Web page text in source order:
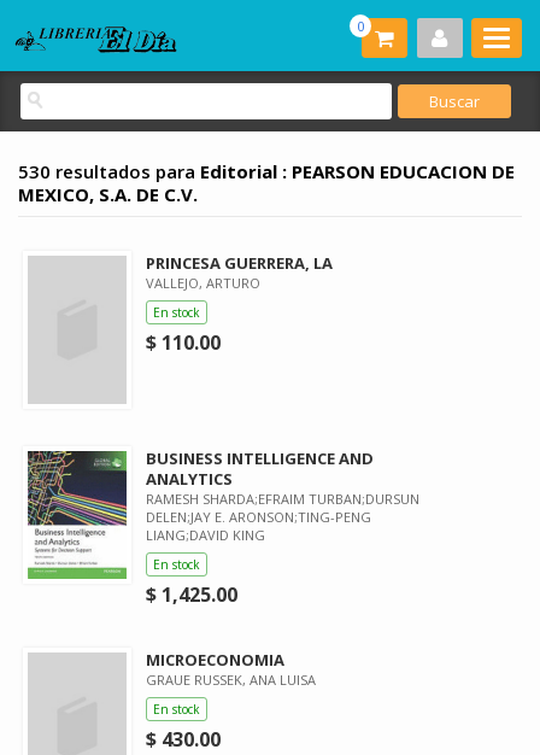
0
530 resultados para Editorial : PEARSON EDUCACION DE
MEXICO, S.A. DE C.V.
PRINCESA GUERRERA, LA
VALLEJO, ARTURO
En stock
$ 110.00
BUSINESS INTELLIGENCE AND
ANALYTICS
RAMESH SHARDA;EFRAIM TURBAN;DURSUN
DELEN;JAY E. ARONSON;TING-PENG
LIANG;DAVID KING
En stock
$ 1,425.00
MICROECONOMIA
GRAUE RUSSEK, ANA LUISA
En stock
$ 430.00